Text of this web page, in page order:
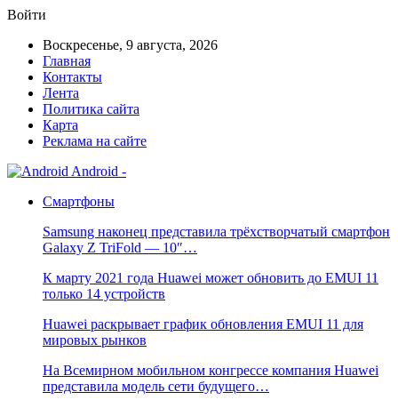
Войти
Воскресенье, 9 августа, 2026
Главная
Контакты
Лента
Политика сайта
Карта
Реклама на сайте
Android -
Смартфоны
Samsung наконец представила трёхстворчатый смартфон
Galaxy Z TriFold — 10″…
К марту 2021 года Huawei может обновить до EMUI 11
только 14 устройств
Huawei раскрывает график обновления EMUI 11 для
мировых рынков
На Всемирном мобильном конгрессе компания Huawei
представила модель сети будущего…